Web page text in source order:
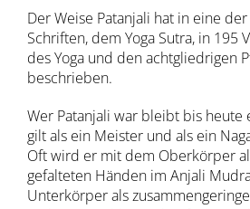
Der Weise Patanjali hat in eine
Schriften, dem Yoga Sutra, in 195
des Yoga und den achtgliedrigen
beschrieben.
Wer Patanjali war bleibt bis heute
gilt als ein Meister und als ein
Oft wird er mit dem Oberkörper
gefalteten Händen im Anjali
Unterkörper als